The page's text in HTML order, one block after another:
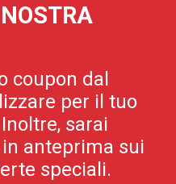
coupon dal
per il tuo
sarai
anteprima sui
speciali.